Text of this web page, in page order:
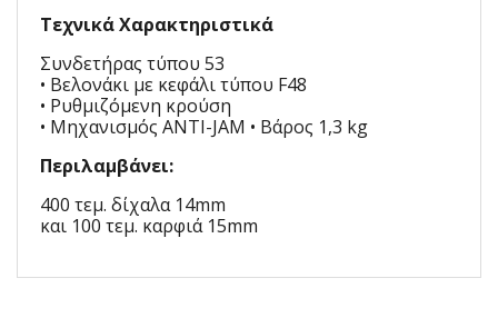
Τεχνικά Χαρακτηριστικά
Συνδετήρας τύπου 53
• Βελονάκι με κεφάλι τύπου F48
• Ρυθμιζόμενη κρούση
• Μηχανισμός ANTI-JAM • Βάρος 1,3 kg
Περιλαμβάνει:
400 τεμ. δίχαλα 14mm
και 100 τεμ. καρφιά 15mm